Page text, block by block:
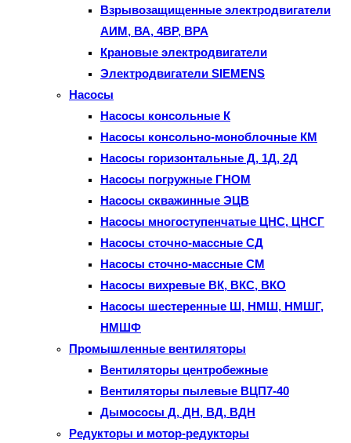
Взрывозащищенные электродвигатели
АИМ, ВА, 4ВР, ВРА
Крановые электродвигатели
Электродвигатели SIEMENS
Насосы
Насосы консольные К
Насосы консольно-моноблочные КМ
Насосы горизонтальные Д, 1Д, 2Д
Насосы погружные ГНОМ
Насосы скважинные ЭЦВ
Насосы многоступенчатые ЦНС, ЦНСГ
Насосы сточно-массные СД
Насосы сточно-массные СМ
Насосы вихревые ВК, ВКС, ВКО
Насосы шестеренные Ш, НМШ, НМШГ,
НМШФ
Промышленные вентиляторы
Вентиляторы центробежные
Вентиляторы пылевые ВЦП7-40
Дымососы Д, ДН, ВД, ВДН
Редукторы и мотор-редукторы